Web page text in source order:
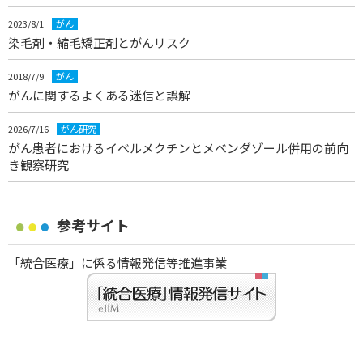
2023/8/1 がん
染毛剤・縮毛矯正剤とがんリスク
2018/7/9 がん
がんに関するよくある迷信と誤解
2026/7/16 がん研究
がん患者におけるイベルメクチンとメベンダゾール併用の前向
き観察研究
参考サイト
「統合医療」に係る情報発信等推進事業